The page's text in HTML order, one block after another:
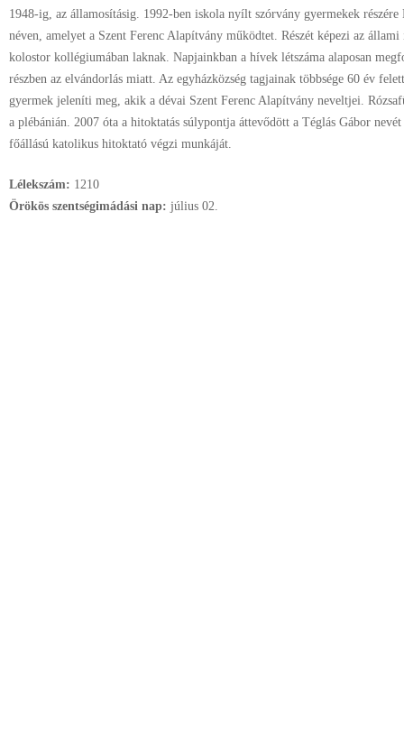
1948-ig, az államosításig. 1992-ben iskola nyílt szórvány gyermekek
néven, amelyet a Szent Ferenc Alapítvány működtet. Részét képezi az
kolostor kollégiumában laknak. Napjainkban a hívek létszáma alaposan
részben az elvándorlás miatt. Az egyházközség tagjainak többsége 60 év
gyermek jeleníti meg, akik a dévai Szent Ferenc Alapítvány neveltjei.
a plébánián. 2007 óta a hitoktatás súlypontja áttevődött a Téglás Gábor
főállású katolikus hitoktató végzi munkáját.
Lélekszám: 1210
Örökös szentségimádási nap: július 02.